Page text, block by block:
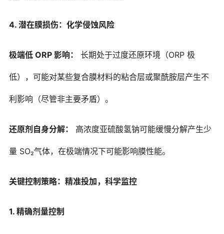
4. 潜在膜损伤：化学侵蚀风险
极端低 ORP 影响： 长期处于过度还原环境（ORP 极
低），可能对某些复合膜材料的粘合层或聚酰胺层产生不
利影响（尽管非主要矛盾）。
还原剂自身分解： 高浓度亚硫酸氢钠可能缓慢分解产生少
量 SO₂气体，在极端情况下可能影响膜性能。
关键控制策略：精准投加，科学监控
1. 精确剂量控制